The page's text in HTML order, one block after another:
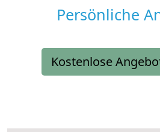
Persönliche
Kostenlose